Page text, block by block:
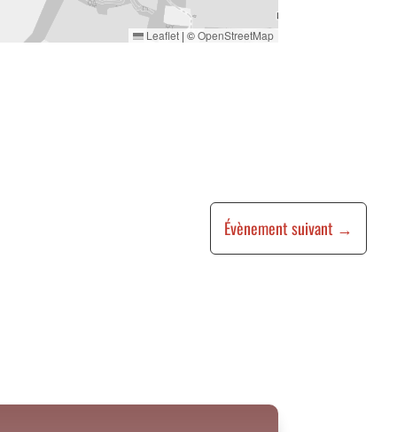
Leaflet | ©OpenStreetMap
Évènement suivant →